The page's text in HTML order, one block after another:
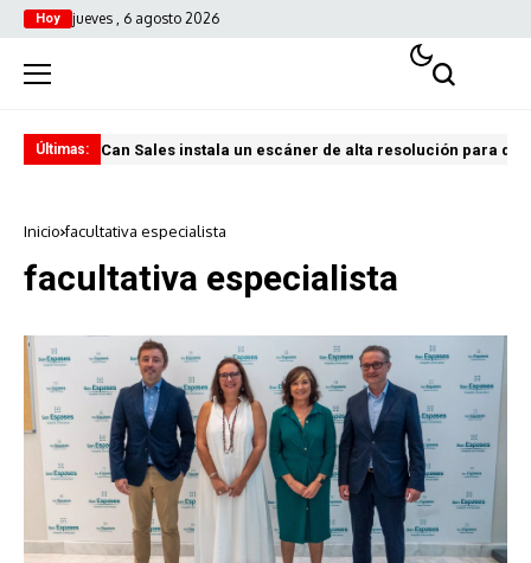
Hoy jueves , 6 agosto 2026
Últimas: Can Sales instala un escáner de alta resolución para
Inicio facultativa especialista
facultativa especialista